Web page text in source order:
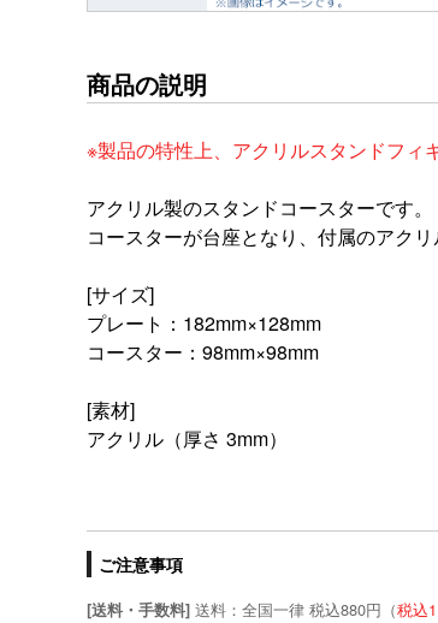
商品の説明
※製品の特性上、アクリルスタンドフィ
アクリル製のスタンドコースターです。
コースターが台座となり、付属のアク
[サイズ]
プレート：182mm×128mm
コースター：98mm×98mm
[素材]
アクリル（厚さ 3mm）
ご注意事項
[送料・手数料] 送料：全国一律 税込880円（税込